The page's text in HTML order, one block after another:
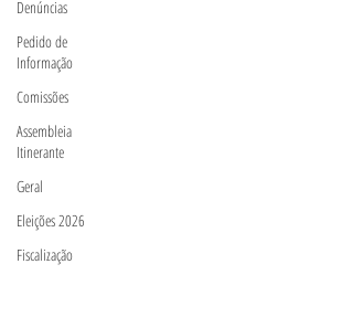
Denúncias
Pedido de
Informação
Comissões
Assembleia
Itinerante
Geral
Eleições 2026
Fiscalização